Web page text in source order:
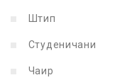
Штип
Студеничани
Чаир